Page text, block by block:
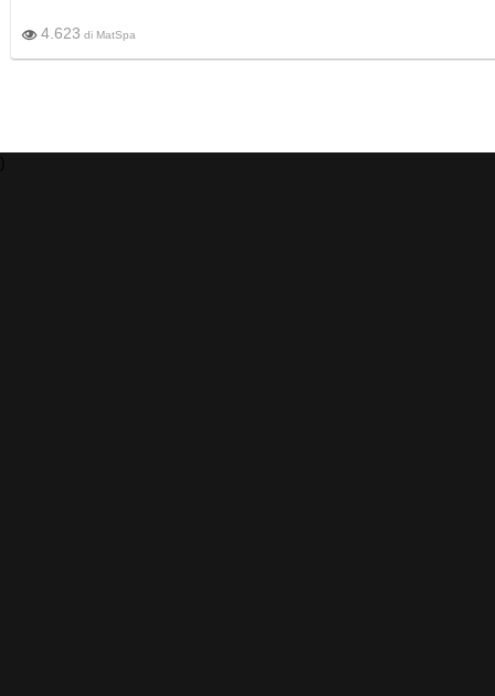
4.623 di MatSpa